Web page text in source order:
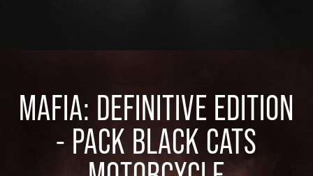
MAFIA: DEFINITIVE EDITION
- PACK BLACK CATS